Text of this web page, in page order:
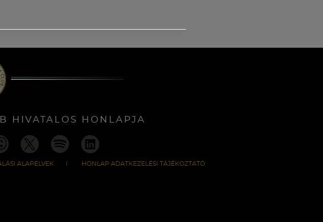
HIVATALOS HONLAPJA
ALAPELVEK HONLAP ADATKEZELÉSI TÁJÉKOZTATÓ